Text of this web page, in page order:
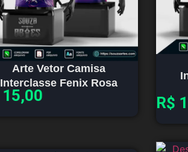
Arte Vetor Camisa
Interclasse Fenix Rosa
15,00 R$